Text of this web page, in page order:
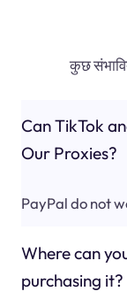
कुछ
Can TikTok
Our Proxies?
PayPal do not
Where can
purchasing it?